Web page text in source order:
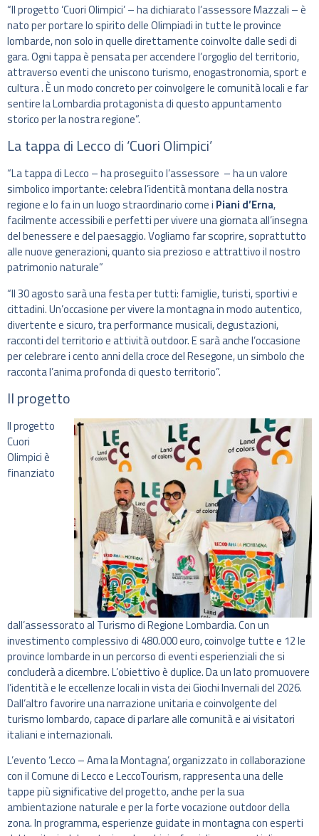
“Il progetto ‘Cuori Olimpici’ – ha dichiarato l’assessore Mazzali – è
nato per portare lo spirito delle Olimpiadi in tutte le province
lombarde, non solo in quelle direttamente coinvolte dalle sedi di
gara. Ogni tappa è pensata per accendere l’orgoglio del territorio,
attraverso eventi che uniscono turismo, enogastronomia, sport e
cultura . È un modo concreto per coinvolgere le comunità locali e far
sentire la Lombardia protagonista di questo appuntamento
storico per la nostra regione”.
La tappa di Lecco di ‘Cuori Olimpici’
“La tappa di Lecco – ha proseguito l’assessore – ha un valore
simbolico importante: celebra l’identità montana della nostra
regione e lo fa in un luogo straordinario come i Piani d’Erna,
facilmente accessibili e perfetti per vivere una giornata all’insegna
del benessere e del paesaggio. Vogliamo far scoprire, soprattutto
alle nuove generazioni, quanto sia prezioso e attrattivo il nostro
patrimonio naturale”
“Il 30 agosto sarà una festa per tutti: famiglie, turisti, sportivi e
cittadini. Un’occasione per vivere la montagna in modo autentico,
divertente e sicuro, tra performance musicali, degustazioni,
racconti del territorio e attività outdoor. E sarà anche l’occasione
per celebrare i cento anni della croce del Resegone, un simbolo che
racconta l’anima profonda di questo territorio”.
Il progetto
Il progetto
Cuori
Olimpici è
finanziato
dall’assessorato al Turismo di Regione Lombardia. Con un
investimento complessivo di 480.000 euro, coinvolge tutte e 12 le
province lombarde in un percorso di eventi esperienziali che si
concluderà a dicembre. L’obiettivo è duplice. Da un lato promuovere
l’identità e le eccellenze locali in vista dei Giochi Invernali del 2026.
Dall’altro favorire una narrazione unitaria e coinvolgente del
turismo lombardo, capace di parlare alle comunità e ai visitatori
italiani e internazionali.
L’evento ‘Lecco – Ama la Montagna’, organizzato in collaborazione
con il Comune di Lecco e LeccoTourism, rappresenta una delle
tappe più significative del progetto, anche per la sua
ambientazione naturale e per la forte vocazione outdoor della
zona. In programma, esperienze guidate in montagna con esperti